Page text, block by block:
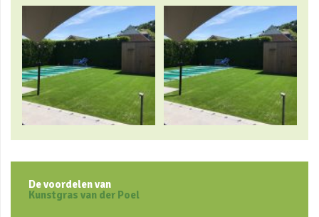
De voordelen van
Kunstgras van der Poel